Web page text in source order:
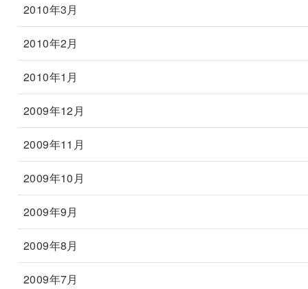
2010年3月
2010年2月
2010年1月
2009年12月
2009年11月
2009年10月
2009年9月
2009年8月
2009年7月